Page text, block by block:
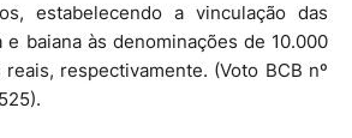
estabelecendo a vinculação das
baiana às denominações de 10.000
respectivamente. (Voto BCB nº